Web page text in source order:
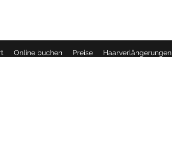
Online buchen Preise Haarverlängerungen